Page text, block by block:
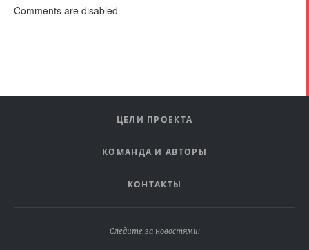
Comments are disabled
ЦЕЛИ ПРОЕКТА
КОМАНДА И АВТОРЫ
КОНТАКТЫ
Следите за новостями: